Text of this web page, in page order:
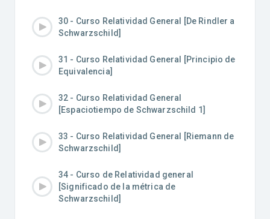
30 - Curso Relatividad General [De Rindler a
Schwarzschild]
31 - Curso Relatividad General [Principio de
Equivalencia]
32 - Curso Relatividad General
[Espaciotiempo de Schwarzschild 1]
33 - Curso Relatividad General [Riemann de
Schwarzschild]
34 - Curso de Relatividad general
[Significado de la métrica de
Schwarzschild]